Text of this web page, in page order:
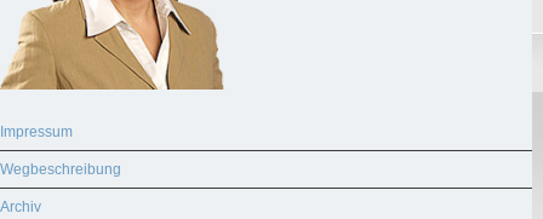
Impressum
Wegbeschreibung
Archiv